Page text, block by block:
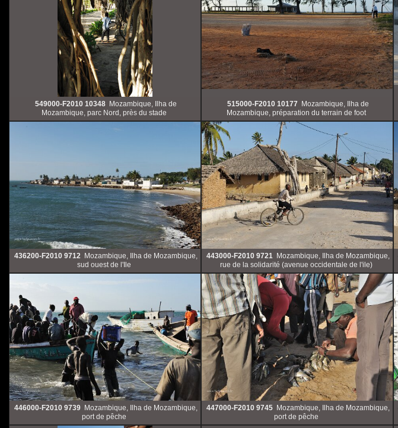
549000-F2010 10348 Mozambique, Ilha de
Mozambique, parc Nord, près du stade
515000-F2010 10177
Mozambique, Ilha de
Mozambique, préparation du terrain de foot
436200-F2010 9712 Mozambique, Ilha de Mozambique,
sud ouest de l'Ile
443000-F2010 9721 Mozambique, Ilha de Mozambique,
rue de la solidarité (avenue occidentale de l'ile)
446000-F2010 9739 Mozambique, Ilha de Mozambique,
port de pêche
447000-F2010 9745 Mozambique, Ilha de Mozambique,
port de pêche